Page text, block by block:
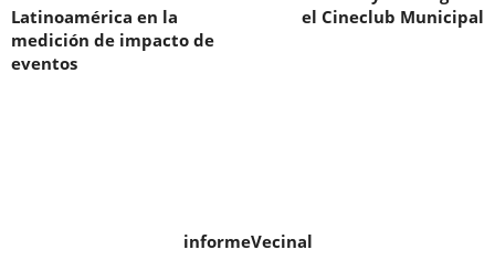
Latinoamérica en la
medición de impacto de
eventos
el Cineclub Municipal
informeVecinal